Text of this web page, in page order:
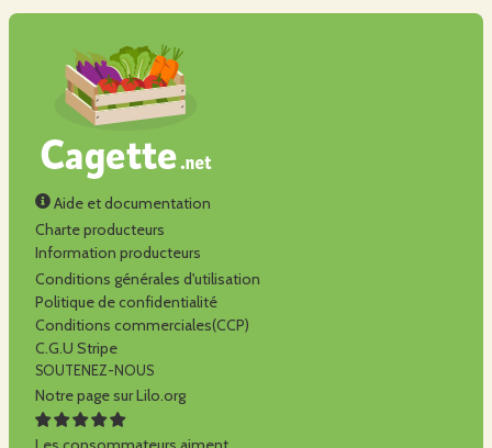
Aide et documentation
Charte producteurs
Information producteurs
Conditions générales d'utilisation
Politique de confidentialité
Conditions commerciales(CCP)
C.G.U Stripe
SOUTENEZ-NOUS
Notre page sur Lilo.org